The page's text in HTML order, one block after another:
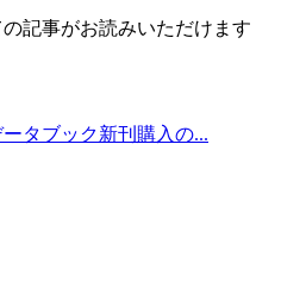
記事がお読みいただけます
タブック新刊購入の...